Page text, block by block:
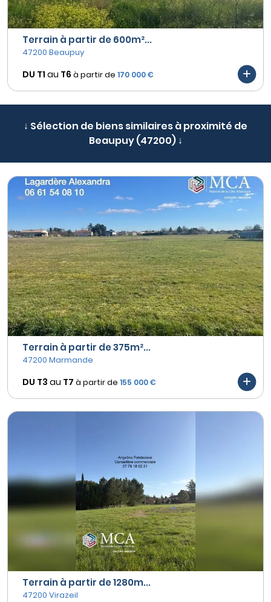
Terrain à partir de 600m²...
47200 Beaupuy
DU T1 au T6 à partir de 170 000 €
↓ Sélection de biens similaires à proximité de
Beaupuy (47200) ↓
Terrain à partir de 375m²...
47200 Marmande
DU T3 au T7 à partir de 155 000 €
Terrain à partir de 1280m...
47200 Virazeil